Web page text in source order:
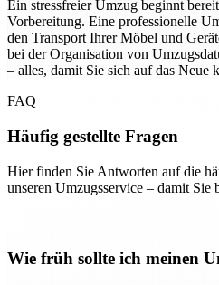
Ein stressfreier Umzug beginnt
Vorbereitung. Eine professionelle
den Transport Ihrer Möbel und
bei der Organisation von
– alles, damit Sie sich auf das Neue
FAQ
Häufig gestellte Fragen
Hier finden Sie Antworten auf die
unseren Umzugsservice – damit Sie
Wie früh sollte ich meinen